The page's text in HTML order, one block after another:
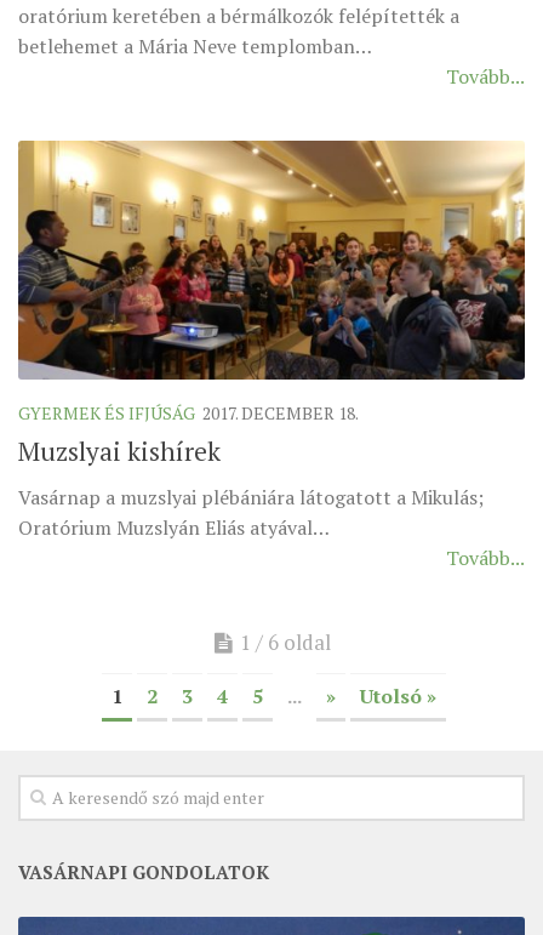
oratórium keretében a bérmálkozók felépítették a
betlehemet a Mária Neve templomban…
Tovább...
GYERMEK ÉS IFJÚSÁG 2017. DECEMBER 18.
Muzslyai kishírek
Vasárnap a muzslyai plébániára látogatott a Mikulás;
Oratórium Muzslyán Eliás atyával…
Tovább...
1 / 6 oldal
1 2 3 4 5 ... » Utolsó »
VASÁRNAPI GONDOLATOK